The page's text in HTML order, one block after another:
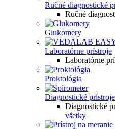
Ručné diagnostické
Ručné
Glukomery
Laboratórne prístroje
Laboratórne
Proktológia
Diagnostické
Diagnostické
všetky